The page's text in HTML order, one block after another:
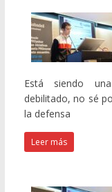
Está siendo
debilitado, no sé
la defensa
Leer más